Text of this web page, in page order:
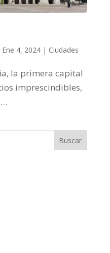
Ene 4, 2024| Ciudades
la primera capital
imprescindibles,
Buscar